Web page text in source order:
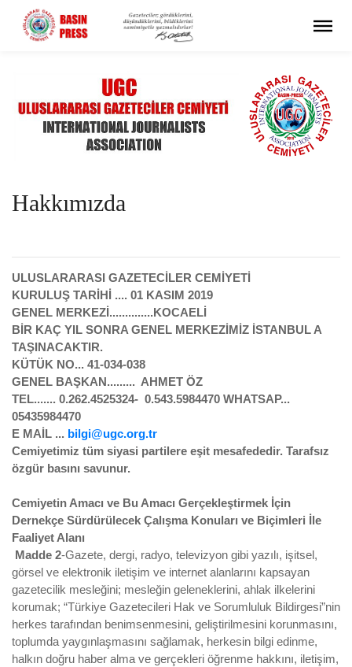
Hakkımızda
ULUSLARARASI GAZETECİLER CEMİYETİ
KURULUŞ TARİHİ .... 01 KASIM 2019
GENEL MERKEZİ..............KOCAELİ
BİR KAÇ YIL SONRA GENEL MERKEZİMİZ İSTANBUL A
TAŞINACAKTIR.
KÜTÜK NO... 41-034-038
GENEL BAŞKAN......... AHMET ÖZ
TEL....... 0.262.4525324- 0.543.5984470 WHATSAP...
05435984470
E MAİL ... bilgi@ugc.org.tr
Cemiyetimiz tüm siyasi partilere eşit mesafededir. Tarafsız
özgür basını savunur.
Cemiyetin Amacı ve Bu Amacı Gerçekleştirmek İçin
Dernekçe Sürdürülecek Çalışma Konuları ve Biçimleri İle
Faaliyet Alanı
Madde 2-Gazete, dergi, radyo, televizyon gibi yazılı, işitsel,
görsel ve elektronik iletişim ve internet alanlarını kapsayan
gazetecilik mesleğini; mesleğin geleneklerini, ahlak ilkelerini
korumak; “Türkiye Gazetecileri Hak ve Sorumluluk Bildirgesi”nin
herkes tarafından benimsenmesini, geliştirilmesini korunmasını,
toplumda yaygınlaşmasını sağlamak, herkesin bilgi edinme,
halkın doğru haber alma ve gerçekleri öğrenme hakkını, iletişim,